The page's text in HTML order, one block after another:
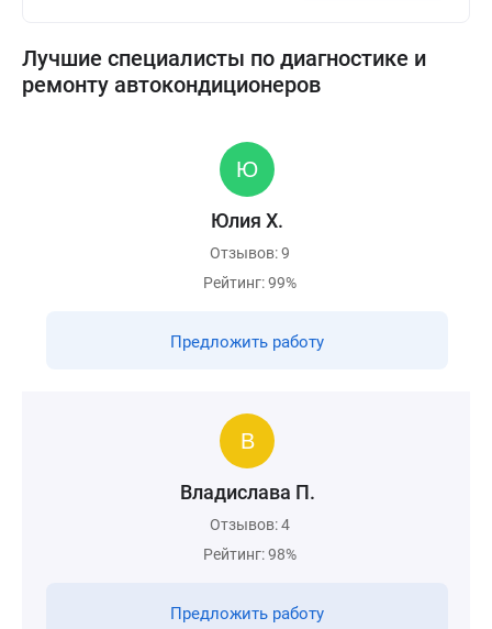
Лучшие специалисты по диагностике и
ремонту автокондиционеров
Юлия Х.
Отзывов: 9
Рейтинг: 99%
Предложить работу
Владислава П.
Отзывов: 4
Рейтинг: 98%
Предложить работу